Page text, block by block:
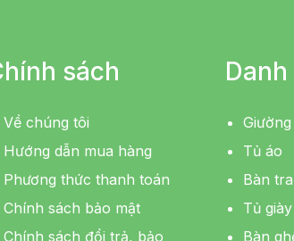
sách
Về chúng tôi
Hướng dẫn mua hàng
Phương thức thanh toán
Chính sách bảo mật
Chính sách đổi trả, bảo
Tủ áo
Bàn
Tủ giày
Bàn